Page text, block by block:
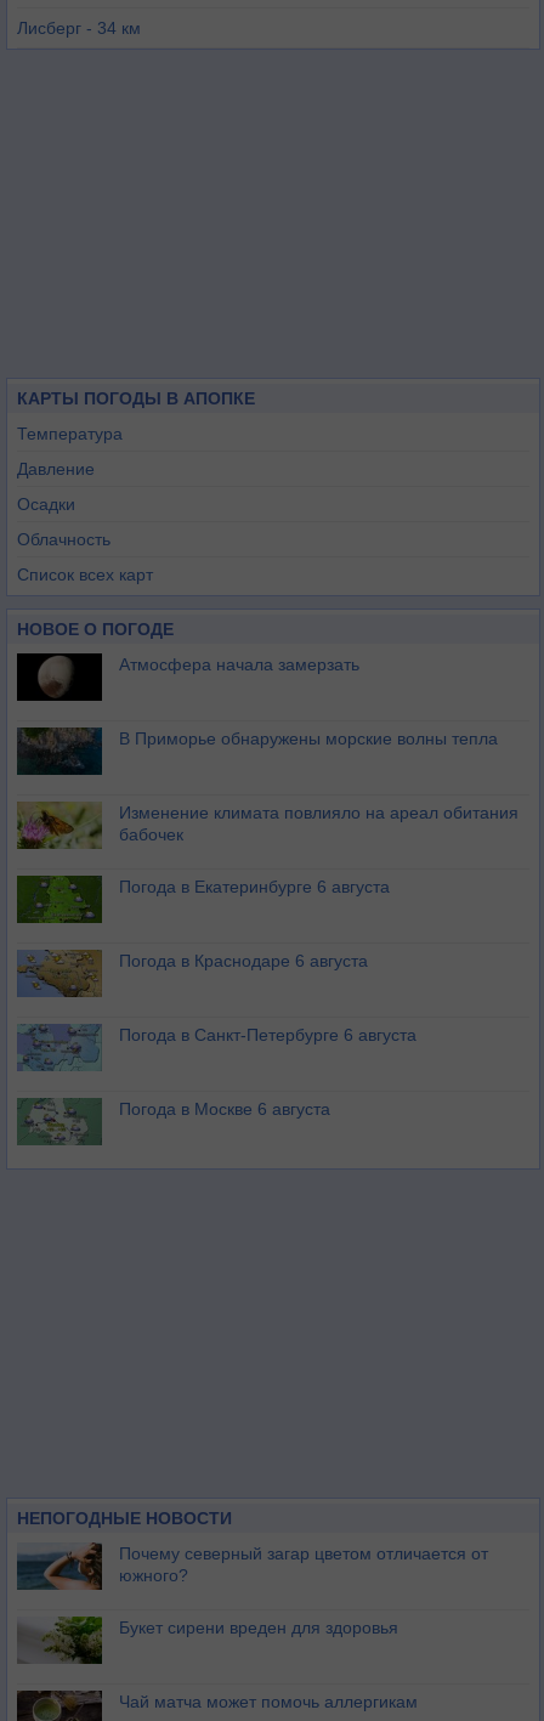
Лисберг - 34 км
КАРТЫ ПОГОДЫ В АПОПКЕ
Температура
Давление
Осадки
Облачность
Список всех карт
НОВОЕ О ПОГОДЕ
Атмосфера начала замерзать
В Приморье обнаружены морские волны тепла
Изменение климата повлияло на ареал обитания
бабочек
Погода в Екатеринбурге 6 августа
Погода в Краснодаре 6 августа
Погода в Санкт-Петербурге 6 августа
Погода в Москве 6 августа
НЕПОГОДНЫЕ НОВОСТИ
Почему северный загар цветом отличается от
южного?
Букет сирени вреден для здоровья
Чай матча может помочь аллергикам